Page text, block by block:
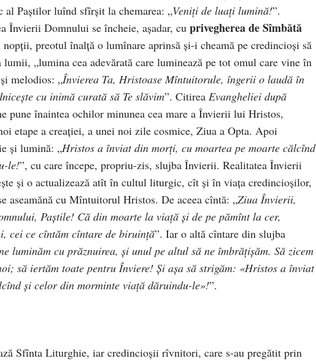
Paştilor luînd sfîrşit la chemarea: „Veniţi de luaţi lumină!”.
Învierii Domnului se încheie, aşadar, cu privegherea de Sîmbătă
preotul înalţă o lumînare aprinsă şi-i cheamă pe credincioşi să
„lumina cea adevărată care luminează pe tot omul care vine în
melodios: „Învierea Ta, Hristoase Mîntuitorule, îngerii o laudă în
cu inimă curată să Te slăvim”. Citirea Evangheliei după
pune înaintea ochilor minunea cea mare a Învierii lui Hristos,
etape a creaţiei, a unei noi zile cosmice, Ziua a Opta. Apoi
şi lumină: „Hristos a înviat din morţi, cu moartea pe moarte călcînd
le!”, cu care începe, propriu-zis, slujba Învierii. Realitatea Învierii
şi o actualizează atît în cultul liturgic, cît şi în viaţa credincioşilor,
aseamănă cu Mîntuitorul Hristos. De aceea cîntă: „Ziua Învierii,
Paştile! Că din moarte la viaţă şi de pe pămînt la cer,
cei ce cîntăm cîntare de biruinţă”. Iar o altă cîntare din slujba
luminăm cu prăznuirea, şi unul pe altul să ne îmbrăţişăm. Să zicem
să iertăm toate pentru Înviere! Şi aşa să strigăm: «Hristos a înviat
şi celor din morminte viaţă dăruindu-le»!”.
Sfînta Liturghie, iar credincioşii rîvnitori, care s-au pregătit prin